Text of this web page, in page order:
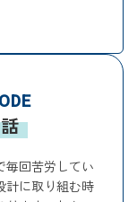
毎回苦労してい
計に取り組む時